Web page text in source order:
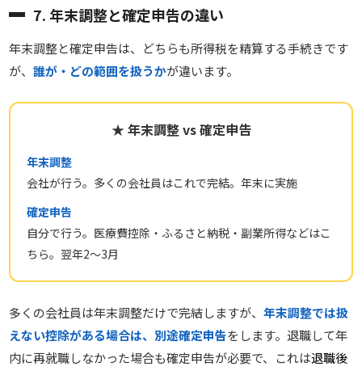
7. 年末調整と確定申告の違い
年末調整と確定申告は、どちらも所得税を精算する手続きです
が、誰が・どの範囲を扱うかが違います。
★ 年末調整 vs 確定申告
年末調整
会社が行う。多くの会社員はこれで完結。年末に実施
確定申告
自分で行う。医療費控除・ふるさと納税・副業所得などはこ
ちら。翌年2〜3月
多くの会社員は年末調整だけで完結しますが、年末調整では扱
えない控除がある場合は、別途確定申告をします。退職して年
内に再就職しなかった場合も確定申告が必要で、これは退職後